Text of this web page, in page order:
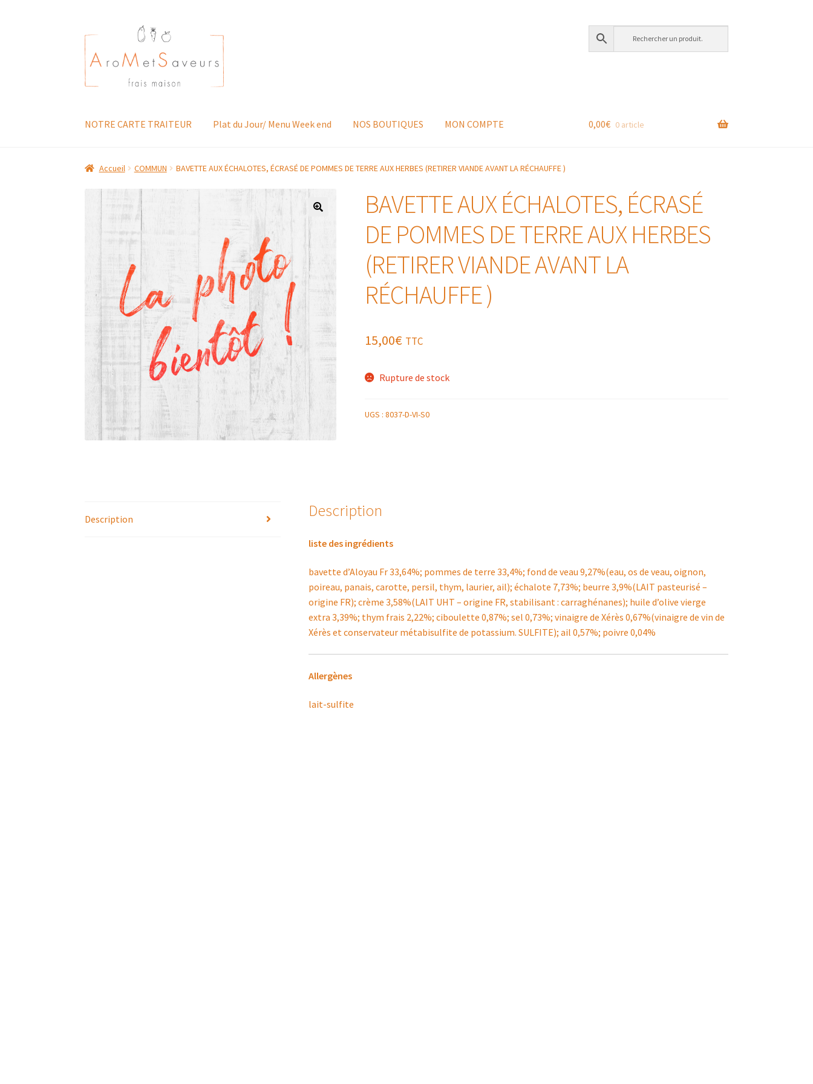
Aller
à
la
navigation
Aller
au
contenu
NOTRE CARTE TRAITEUR Plat du Jour/ Menu Week end NOS BOUTIQUES MON COMPTE 0,00€ 0 article
Accueil COMMUN BAVETTE AUX ÉCHALOTES, ÉCRASÉ DE POMMES DE TERRE AUX HERBES (RETIRER VIANDE AVANT LA RÉCHAUFFE )
BAVETTE AUX ÉCHALOTES, ÉCRASÉ
DE POMMES DE TERRE AUX HERBES
(RETIRER VIANDE AVANT LA
RÉCHAUFFE )
15,00€ TTC
Rupture de stock
UGS : 8037-D-VI-S0
Description Description
liste des ingrédients
bavette d’Aloyau Fr 33,64%; pommes de terre 33,4%; fond de veau 9,27%(eau, os de veau, oignon,
poireau, panais, carotte, persil, thym, laurier, ail); échalote 7,73%; beurre 3,9%(LAIT pasteurisé –
origine FR); crème 3,58%(LAIT UHT – origine FR, stabilisant : carraghénanes); huile d’olive vierge
extra 3,39%; thym frais 2,22%; ciboulette 0,87%; sel 0,73%; vinaigre de Xérès 0,67%(vinaigre de vin de
Xérès et conservateur métabisulfite de potassium. SULFITE); ail 0,57%; poivre 0,04%
Allergènes
lait-sulfite